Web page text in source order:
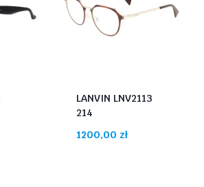
LANVIN LNV2113
214
1200,00 zł